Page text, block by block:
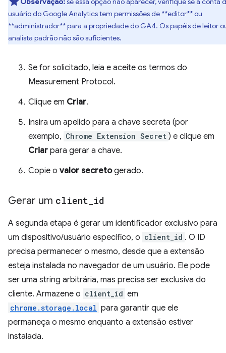
usuário do Google Analytics tem permissões de **editor** ou
**administrador** para a propriedade do GA4. Os papéis de leitor
analista padrão não são suficientes.
Se for solicitado, leia e aceite os termos do
Measurement Protocol.
Clique em Criar.
Insira um apelido para a chave secreta (por
exemplo, Chrome Extension Secret ) e clique em
Criar para gerar a chave.
Copie o valor secretogerado.
Gerar um client id
A segunda etapa é gerar um identificador exclusivo para
um dispositivo/usuário específico, o client_id . O ID
precisa permanecer o mesmo, desde que a extensão
esteja instalada no navegador de um usuário. Ele pode
ser uma string arbitrária, mas precisa ser exclusiva do
cliente. Armazene o client_id em
chrome.storage.local para garantir que ele
permaneça o mesmo enquanto a extensão estiver
instalada.